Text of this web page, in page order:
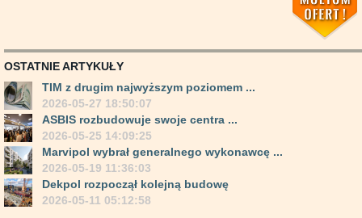
OSTATNIE ARTYKUŁY
TIM z drugim najwyższym poziomem ...
2026-05-27 18:50:07
ASBIS rozbudowuje swoje centra ...
2026-05-25 14:09:25
Marvipol wybrał generalnego wykonawcę ...
2026-05-19 11:36:03
Dekpol rozpoczął kolejną budowę
2026-05-11 05:12:58